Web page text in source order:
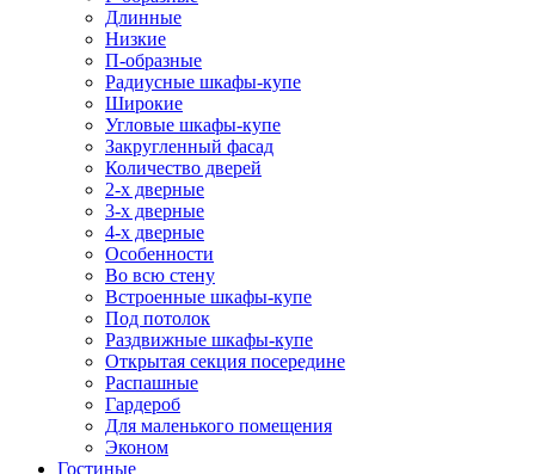
Длинные
Низкие
П-образные
Радиусные шкафы-купе
Широкие
Угловые шкафы-купе
Закругленный фасад
Количество дверей
2-х дверные
3-х дверные
4-х дверные
Особенности
Во всю стену
Встроенные шкафы-купе
Под потолок
Раздвижные шкафы-купе
Открытая секция посередине
Распашные
Гардероб
Для маленького помещения
Эконом
Гостиные